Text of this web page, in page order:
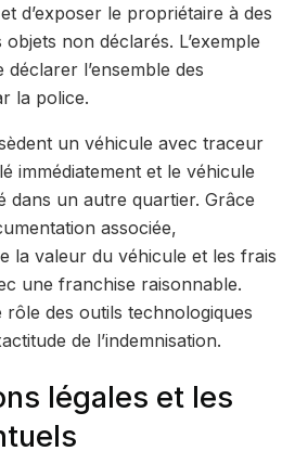
d’exposer le propriétaire à des
non déclarés. L’exemple
déclarer l’ensemble des
la police.
un véhicule avec traceur
immédiatement et le véhicule
dans un autre quartier. Grâce
associée,
la valeur du véhicule et les frais
une franchise raisonnable.
rôle des outils technologiques
de l’indemnisation.
légales et les